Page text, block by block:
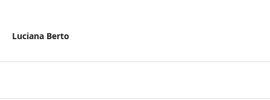
Luciana Berto